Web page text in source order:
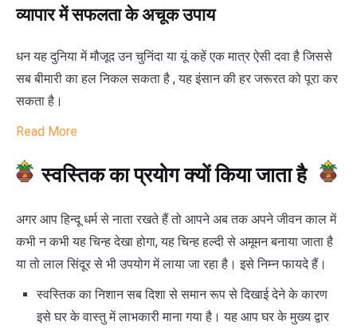
व्यापार में सफलता के अचूक उपाय
धन यह दुनिया में मौजूद उन चुनिंदा या यूं कहें एक मात्र ऐसी दवा है जिससे
सब बीमारी का हल निकल सकता है , यह इंसान की हर जरूरत को पूरा कर
सकता है।
Read More
स्वस्तिक का प्रयोग क्यों किया जाता है
अगर आप हिन्दू धर्म से नाता रखते हैं तो आपने अब तक अपने जीवन काल में
कभी न कभी यह चिन्ह देखा होगा, यह चिन्ह हल्दी से अमूमन बनाया जाता है
या तो लाल सिंदूर से भी उपयोग में लाया जा रहा है। इसे निम्न फायदे हैं।
स्वस्तिक का निशान सब दिशा से समान रूप से दिखाई देने के कारण
इसे घर के वास्तु में लाभकारी माना गया है। यह आप घर के मुख्य द्वार